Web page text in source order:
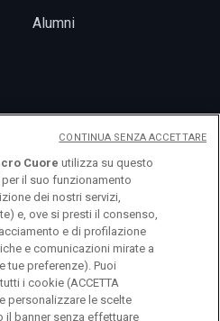
Alumni
Cuore utilizza su questo
il suo funzionamento
dei nostri servizi,
e, ove si presti il consenso,
e di profilazione
e comunicazioni mirate a
tue preferenze). Puoi
i cookie (ACCETTA
personalizzare le scelte
il banner senza effettuare
CONTINUA SENZA ACCETTARE